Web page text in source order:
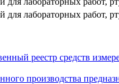
для лабораторных работ,
реестр средств
производства